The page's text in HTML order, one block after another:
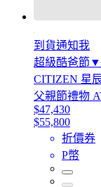
到貨通知我
超級酷爸節▼
CITIZEN 星
父親節禮物
$47,430
$55,800
折價券
P幣